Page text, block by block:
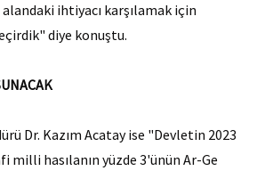
ihtiyacı karşılamak için
diye konuştu.
Dr. Kazım Acatay ise "Devletin 2023
milli hasılanın yüzde 3'ünün Ar-Ge